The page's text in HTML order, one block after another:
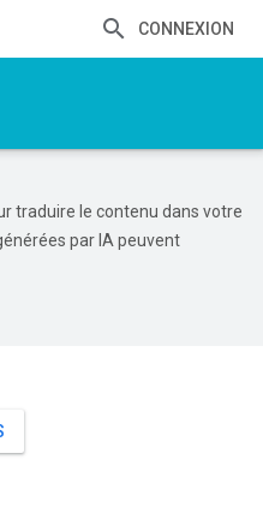
CONNEXION
traduire le contenu dans votre
par IA peuvent